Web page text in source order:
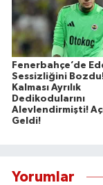
Fenerbahçe’de
Sessizliğini
Kalması Ayrılık
Dedikodularını
Alevlendirmişti!
Geldi!
Yorumlar